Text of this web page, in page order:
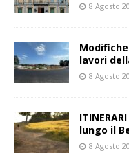
8 Agosto
lavori
8 Agosto
lungo il
8 Agosto